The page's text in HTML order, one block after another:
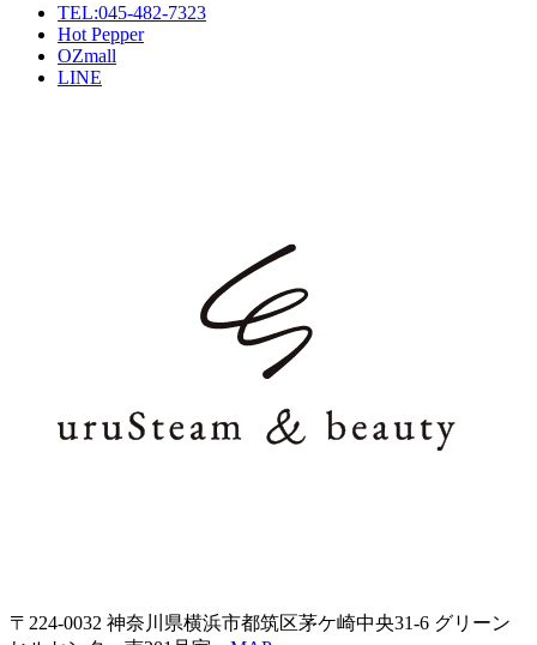
TEL:045-482-7323
Hot Pepper
OZmall
LINE
〒224-0032 神奈川県横浜市都筑区茅ケ崎中央31-6 グリーン